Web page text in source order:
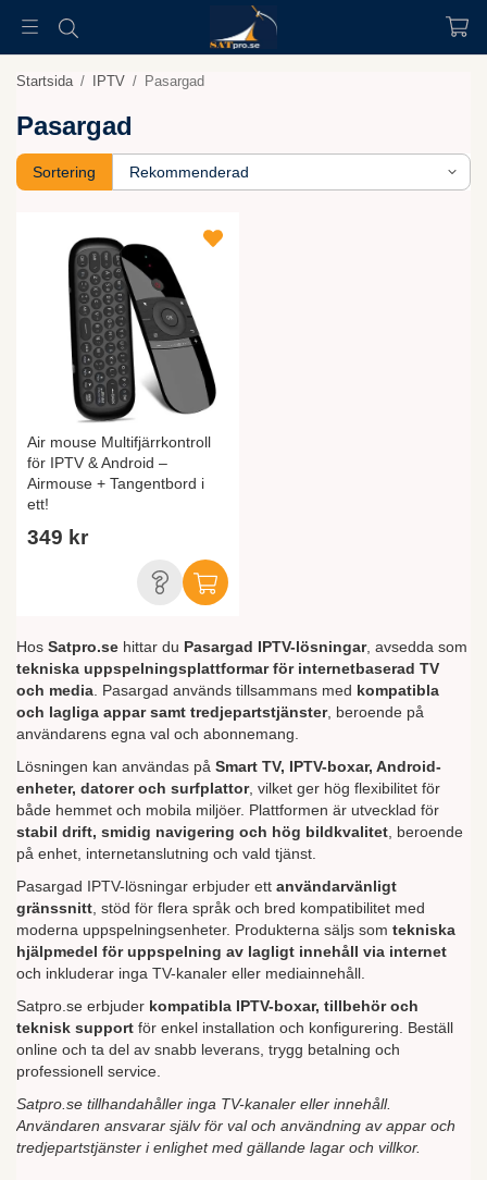
Startsida / IPTV / Pasargad
Pasargad
Sortering
Air mouse Multifjärrkontroll
för IPTV & Android –
Airmouse + Tangentbord i
ett!
349 kr
Hos Satpro.se hittar du Pasargad IPTV-lösningar, avsedda som
tekniska uppspelningsplattformar för internetbaserad TV
och media . Pasargad används tillsammans med kompatibla
och lagliga appar samt tredjepartstjänster, beroende på
användarens egna val och abonnemang.
Lösningen kan användas på Smart TV, IPTV-boxar, Android-
enheter, datorer och surfplattor, vilket ger hög flexibilitet för
både hemmet och mobila miljöer. Plattformen är utvecklad för
stabil drift, smidig navigering och hög bildkvalitet , beroende
på enhet, internetanslutning och vald tjänst.
Pasargad IPTV-lösningar erbjuder ett användarvänligt
gränssnitt , stöd för flera språk och bred kompatibilitet med
moderna uppspelningsenheter. Produkterna säljs som tekniska
hjälpmedel för uppspelning av lagligt innehåll via internet
och inkluderar inga TV-kanaler eller mediainnehåll.
Satpro.se erbjuder kompatibla IPTV-boxar, tillbehör och
teknisk support för enkel installation och konfigurering. Beställ
online och ta del av snabb leverans, trygg betalning och
professionell service.
Satpro.se tillhandahåller inga TV-kanaler eller innehåll.
Användaren ansvarar själv för val och användning av appar och
tredjepartstjänster i enlighet med gällande lagar och villkor.